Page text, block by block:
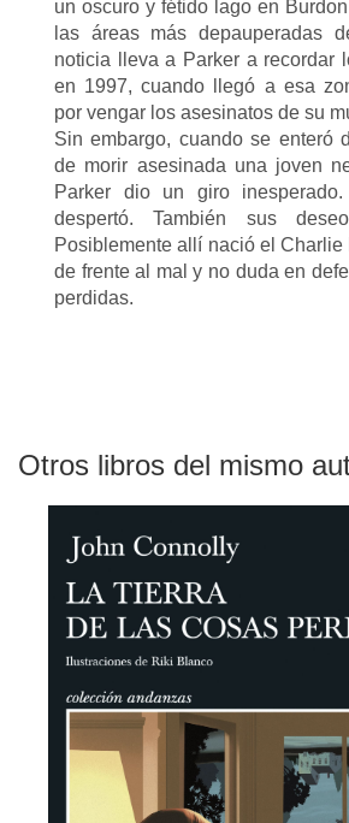
un oscuro y fétido lago en
las áreas más depauperadas
noticia lleva a Parker a recordar
en 1997, cuando llegó a esa
por vengar los asesinatos de su
Sin embargo, cuando se enteró
de morir asesinada una joven
Parker dio un giro
despertó. También sus
Posiblemente allí nació el Charlie
de frente al mal y no duda en
perdidas.
Otros libros del mismo